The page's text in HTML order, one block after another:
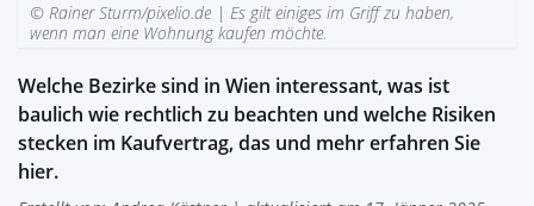
© Rainer Sturm/pixelio.de |Es gilt einiges im Griff zu haben,
wenn man eine Wohnung kaufen möchte.
Welche Bezirke sind in Wien interessant, was ist
baulich wie rechtlich zu beachten und welche Risiken
stecken im Kaufvertrag, das und mehr erfahren Sie
hier.